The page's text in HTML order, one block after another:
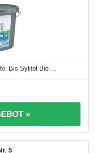
Bio Sylitol Bio ...
»
5